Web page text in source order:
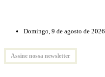
Domingo, 9 de agosto de 2026
Assine nossa newsletter